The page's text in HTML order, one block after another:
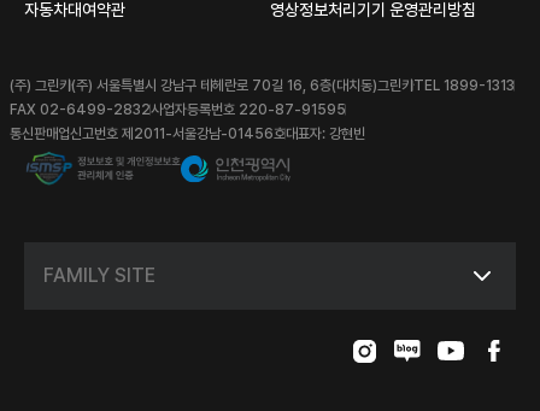
자동차대여약관 영상정보처리기기 운영관리방침
(주) 그린카 (주) 서울특별시 강남구 테헤란로 70길 16, 6층(대치동)그린카 TEL 1899-1313
FAX 02-6499-2832사업자등록번호 220-87-91595
통신판매업신고번호 제2011-서울강남-01456호대표자: 강현빈